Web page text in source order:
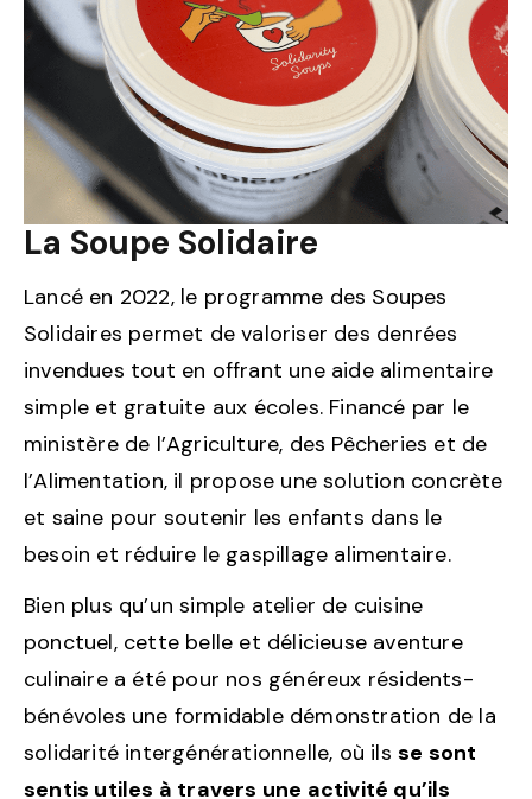
La Soupe Solidaire
Lancé en 2022, le programme des Soupes
Solidaires permet de valoriser des denrées
invendues tout en offrant une aide alimentaire
simple et gratuite aux écoles. Financé par le
ministère de l’Agriculture, des Pêcheries et de
l’Alimentation, il propose une solution concrète
et saine pour soutenir les enfants dans le
besoin et réduire le gaspillage alimentaire.
Bien plus qu’un simple atelier de cuisine
ponctuel, cette belle et délicieuse aventure
culinaire a été pour nos généreux résidents-
bénévoles une formidable démonstration de la
solidarité intergénérationnelle, où ilsse sont
sentis utiles à travers une activité qu’ils